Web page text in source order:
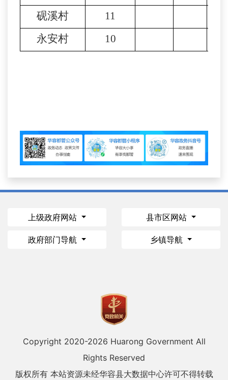
砚溪村
11
永安村
10
上级政府网站 县市区网站
政府部门导航 乡镇导航
Copyright 2020-2026 Huarong Government All
Rights Reserved
版权所有 本站资源未经华容县大数据中心许可不得转载